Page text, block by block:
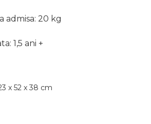
admisa: 20 kg
1,5 ani +
x 52 x 38 cm